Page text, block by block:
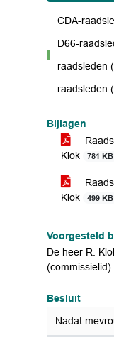
voor
CDA-
D66-
raadsleden
raadsleden
Bijlagen
Klok
781 KB
Klok
499 KB
Voorgesteld
De heer R.
(commissielid).
Besluit
Nadat